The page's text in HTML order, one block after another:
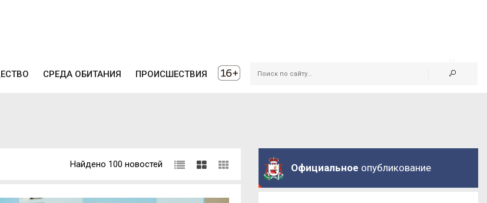
СРЕДА ОБИТАНИЯ ПРОИСШЕСТВИЯ
Найдено 100 новостей Официальное опубликование